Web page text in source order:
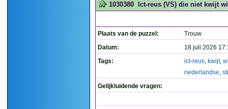
1030380 Ict-reus (VS) die niet kwijt
Plaats van de puzzel:
Trouw
Datum:
18 juli 2026
Tags:
ict-reus, kwijt,
nederlandse,
Gelijkluidende vragen: